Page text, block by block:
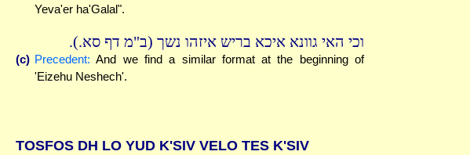
Yeva'er ha'Galal".
וכי האי גוונא איכא בריש איזהו נשך (ב"מ דף סא.).
(c) Precedent: And we find a similar format at the beginning of
'Eizehu Neshech'.
TOSFOS DH LO YUD K'SIV VELO TES K'SIV